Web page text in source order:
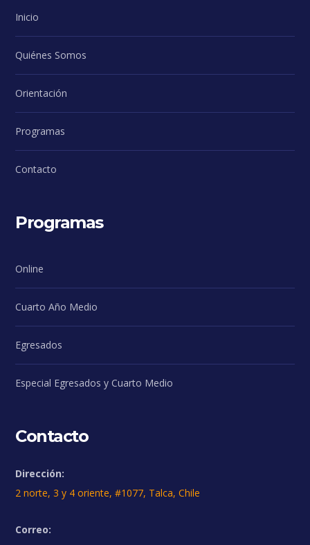
Inicio
Quiénes Somos
Orientación
Programas
Contacto
Programas
Online
Cuarto Año Medio
Egresados
Especial Egresados y Cuarto Medio
Contacto
Dirección:
2 norte, 3 y 4 oriente, #1077, Talca, Chile
Correo: